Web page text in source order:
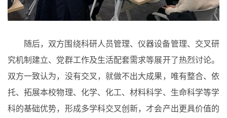
随后，双方围绕科研人员管理、仪器设备管理、交叉研
究机制建立、党群工作及生活配套需求等展开了热烈讨论。
双方一致认为，没有交叉，就做不出大成果，唯有整合、依
托、拓展本校物理、化学、化工、材料科学、生命科学等学
科的基础优势，形成多学科交叉创新，才会产出更具价值的